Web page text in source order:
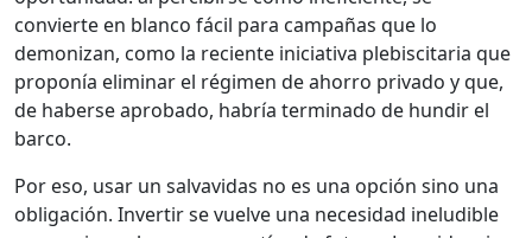
convierte en blanco fácil para campañas que lo
demonizan, como la reciente iniciativa plebiscitaria que
proponía eliminar el régimen de ahorro privado y que,
de haberse aprobado, habría terminado de hundir el
barco.
Por eso, usar un salvavidas no es una opción sino una
obligación. Invertir se vuelve una necesidad ineludible